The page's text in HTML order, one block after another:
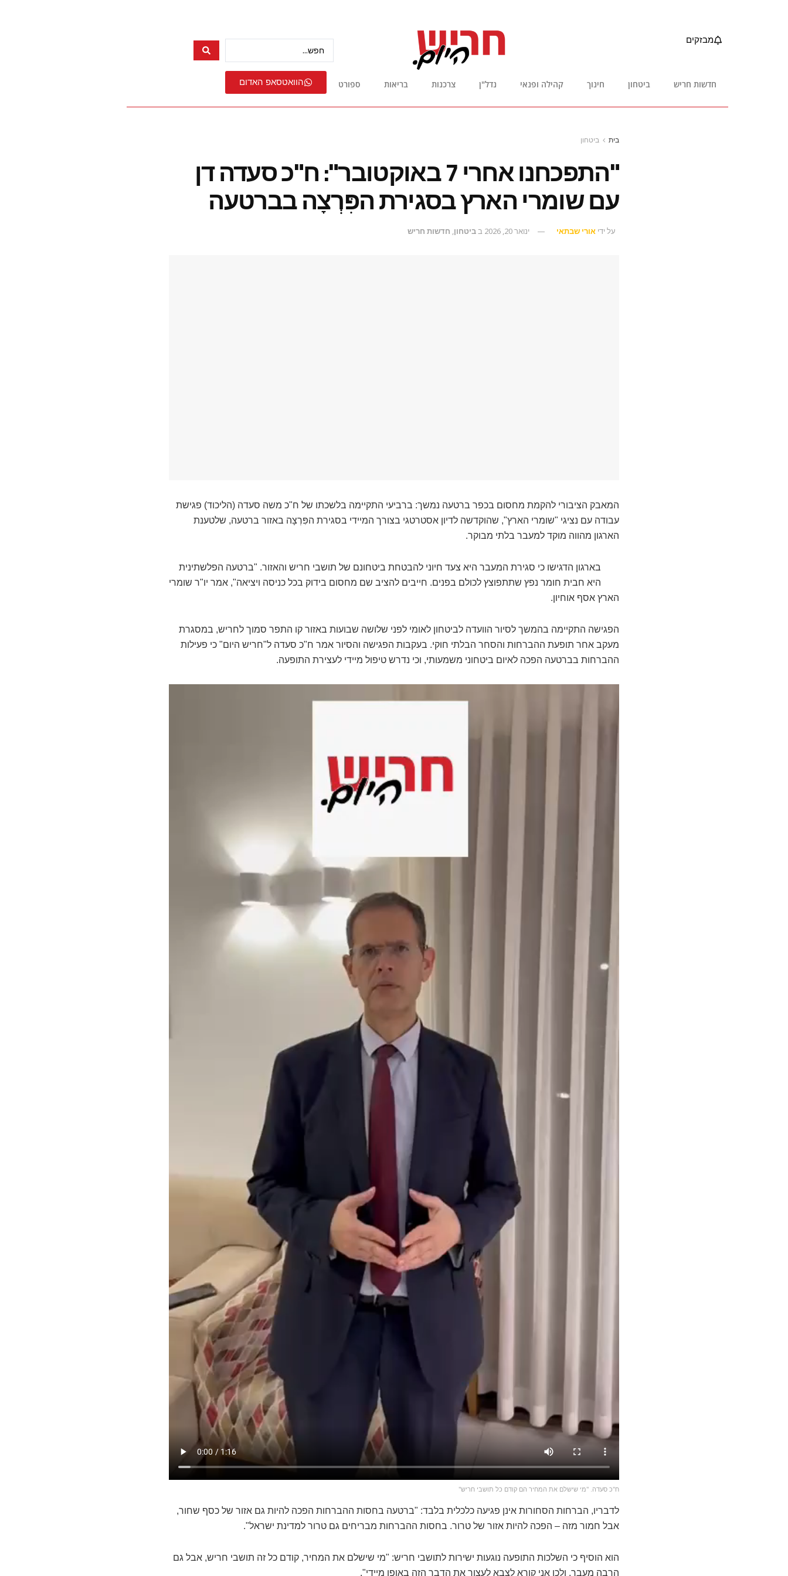
מבזקים
חדשות חריש ביטחון חינוך קהילה ופנאי נדל"ן צרכנות בריאות ספורט הוואטסאפ האדום
בית ביטחון
"התפכחנו אחרי 7 באוקטובר": ח"כ סעדה דן
עם שומרי הארץ בסגירת הפִּרְצָה בברטעה
על ידי אורי שבתאי ינואר 20, 2026 בביטחון, חדשות חריש
המאבק הציבורי להקמת מחסום בכפר ברטעה נמשך: ברביעי התקיימה בלשכתו של ח"כ משה סעדה (הליכוד) פגישת
עבודה עם נציגי "שומרי הארץ", שהוקדשה לדיון אסטרטגי בצורך המיידי בסגירת הפִּרְצָה באזור ברטעה, שלטענת
הארגון מהווה מוקד למעבר בלתי מבוקר.
בארגון הדגישו כי סגירת המעבר היא צעד חיוני להבטחת ביטחונם של תושבי חריש והאזור. "ברטעה הפלשתינית
היא חבית חומר נפץ שתתפוצץ לכולם בפנים. חייבים להציב שם מחסום בידוק בכל כניסה ויציאה", אמר יו"ר שומרי
הארץ אסף אוחיון.
הפגישה התקיימה בהמשך לסיור הוועדה לביטחון לאומי לפני שלושה שבועות באזור קו התפר סמוך לחריש, במסגרת
מעקב אחר תופעת ההברחות והסחר הבלתי חוקי. בעקבות הפגישה והסיור אמר ח"כ סעדה ל"חריש היום" כי פעילות
ההברחות בברטעה הפכה לאיום ביטחוני משמעותי, וכי נדרש טיפול מיידי לעצירת התופעה.
ח"כ סעדה. "מי שישלם את המחיר הם קודם כל תושבי חריש"
לדבריו, הברחות הסחורות אינן פגיעה כלכלית בלבד: "ברטעה בחסות ההברחות הפכה להיות גם אזור של כסף שחור,
אבל חמור מזה – הפכה להיות אזור של טרור. בחסות ההברחות מבריחים גם טרור למדינת ישראל".
הוא הוסיף כי השלכות התופעה נוגעות ישירות לתושבי חריש: "מי שישלם את המחיר, קודם כל זה תושבי חריש, אבל גם
הרבה מעבר. ולכן אני קורא לצבא לעצור את הדבר הזה באופן מיידי".